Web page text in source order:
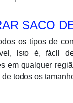
SACO
os tipos de
isto é, fácil
em qualquer
todos os